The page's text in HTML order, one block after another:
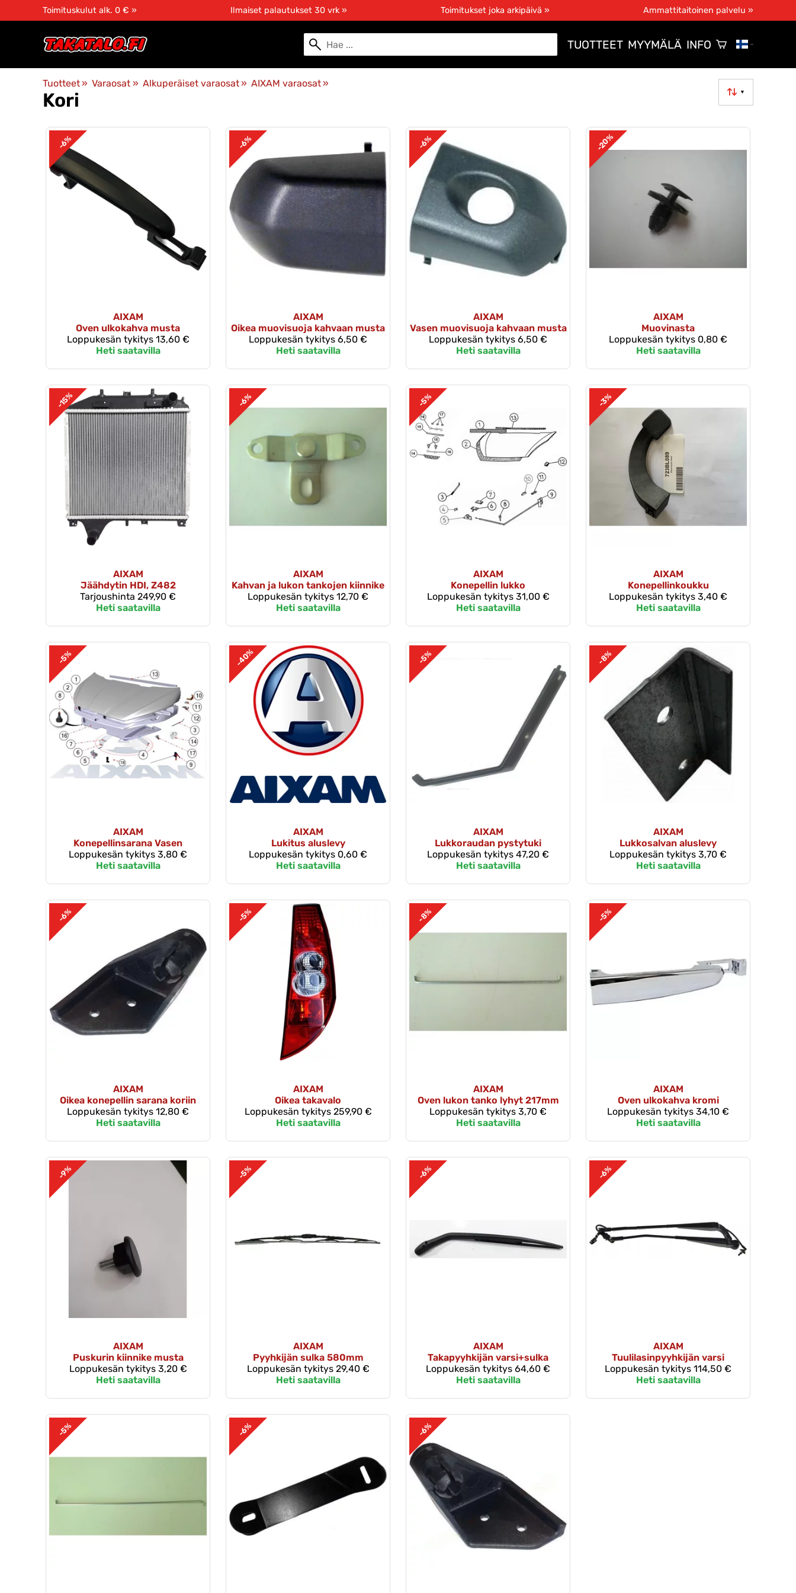
Toimituskulut alk. 0 € » Ilmaiset palautukset 30 vrk » Toimitukset joka arkipäivä » Ammattitaitoinen palvelu »
TUOTTEET MYYMÄLÄ INFO
Tuotteet ‪» Varaosat ‪» Alkuperäiset varaosat ‪» AIXAM varaosat ‪»
▼
Kori
-6%
AIXAM
Oven ulkokahva musta
Loppukesän tykitys13,60 €
Heti saatavilla
-6%
AIXAM
Oikea muovisuoja kahvaan musta
Loppukesän tykitys 6,50 €
Heti saatavilla
-6%
AIXAM
Vasen muovisuoja kahvaan musta
Loppukesän tykitys 6,50 €
Heti saatavilla
-20%
AIXAM
Muovinasta
Loppukesän tykitys 0,80 €
Heti saatavilla
-15%
AIXAM
Jäähdytin HDI, Z482
Tarjoushinta 249,90 €
Heti saatavilla
-6%
AIXAM
Kahvan ja lukon tankojen kiinnike
Loppukesän tykitys 12,70 €
Heti saatavilla
-5%
AIXAM
Konepellin lukko
Loppukesän tykitys31,00 €
Heti saatavilla
-3%
AIXAM
Konepellinkoukku
Loppukesän tykitys 3,40 €
Heti saatavilla
-5%
AIXAM
Konepellinsarana Vasen
Loppukesän tykitys 3,80 €
Heti saatavilla
-40%
AIXAM
Lukitus aluslevy
Loppukesän tykitys 0,60 €
Heti saatavilla
-5%
AIXAM
Lukkoraudan pystytuki
Loppukesän tykitys 47,20 €
Heti saatavilla
-8%
AIXAM
Lukkosalvan aluslevy
Loppukesän tykitys 3,70 €
Heti saatavilla
-6%
AIXAM
Oikea konepellin sarana koriin
Loppukesän tykitys 12,80 €
Heti saatavilla
-5%
AIXAM
Oikea takavalo
Loppukesän tykitys259,90 €
Heti saatavilla
-8%
AIXAM
Oven lukon tanko lyhyt 217mm
Loppukesän tykitys 3,70 €
Heti saatavilla
-5%
AIXAM
Oven ulkokahva kromi
Loppukesän tykitys 34,10 €
Heti saatavilla
-9%
AIXAM
Puskurin kiinnike musta
Loppukesän tykitys3,20 €
Heti saatavilla
-5%
AIXAM
Pyyhkijän sulka 580mm
Loppukesän tykitys29,40 €
Heti saatavilla
-6%
AIXAM
Takapyyhkijän varsi+sulka
Loppukesän tykitys 64,60 €
Heti saatavilla
-6%
AIXAM
Tuulilasinpyyhkijän varsi
Loppukesän tykitys 114,50 €
Heti saatavilla
-5% -6% -6%